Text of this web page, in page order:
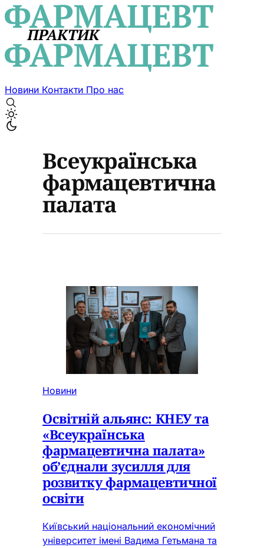
Новини Контакти Про нас
Всеукраїнська
фармацевтична
палата
Новини
Освітній альянс: КНЕУ та
«Всеукраїнська
фармацевтична палата»
об’єднали зусилля для
розвитку фармацевтичної
освіти
Київський національний економічний
університет імені Вадима Гетьмана та